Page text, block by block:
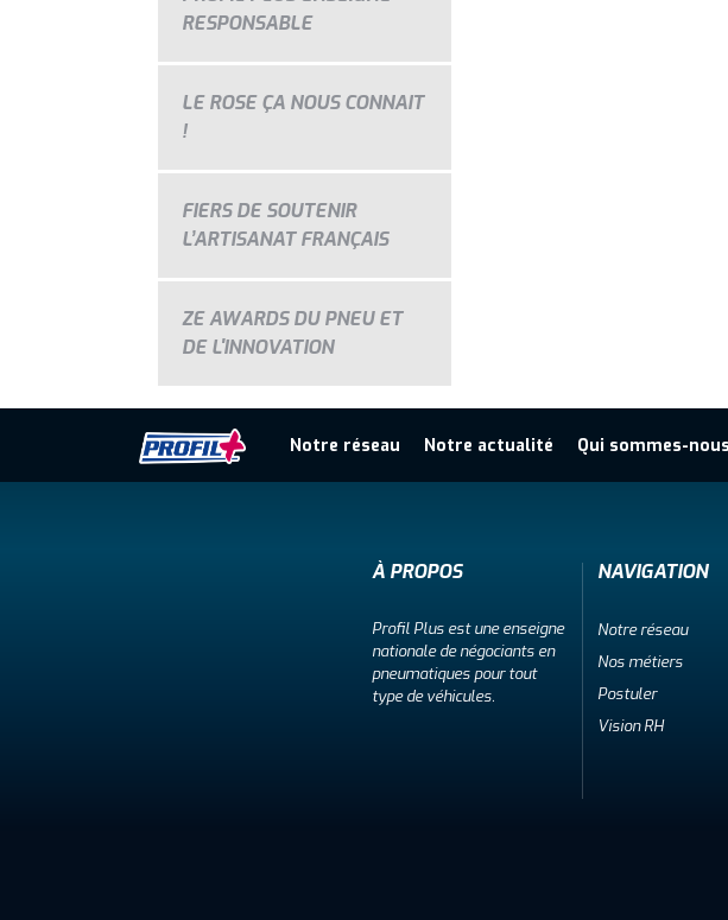
RESPONSABLE
LE ROSE ÇA NOUS CONNAIT
!
FIERS DE SOUTENIR
L’ARTISANAT FRANÇAIS
ZE AWARDS DU PNEU ET
DE L'INNOVATION
Notre réseau Notre actualité Qui sommes-
À PROPOS
Profil Plus est une enseigne
nationale de négociants en
pneumatiques pour tout
type de véhicules.
NAVIGATION
Notre réseau
Nos métiers
Postuler
Vision RH